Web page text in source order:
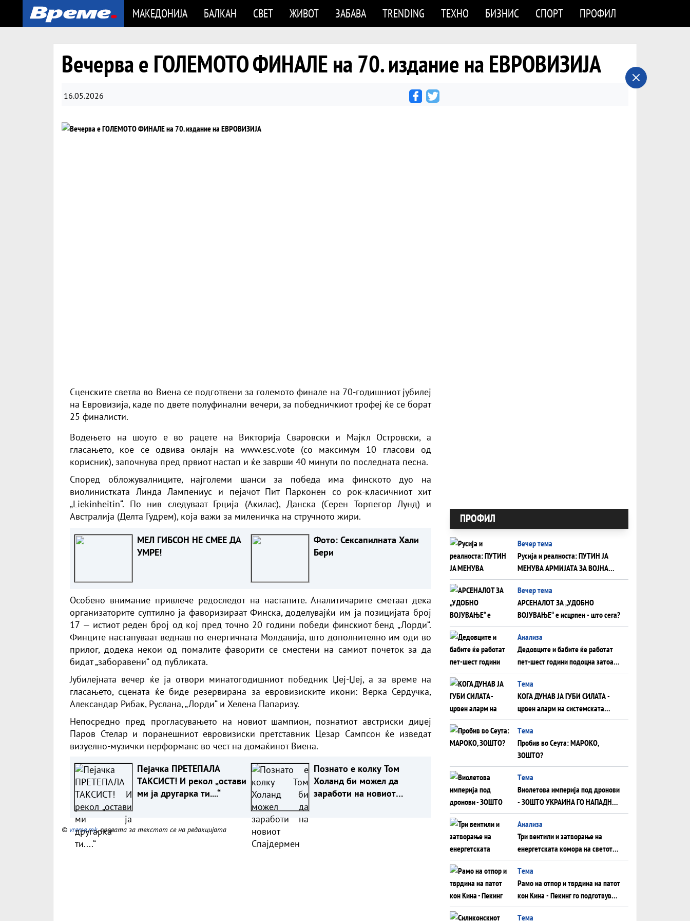
МАКЕДОНИЈА БАЛКАН СВЕТ ЖИВОТ ЗАБАВА TRENDING ТЕХНО БИЗНИС СПОРТ ПРОФИЛ
Вечерва е ГОЛЕМОТО ФИНАЛЕ на 70. издание на ЕВРОВИЗИЈА
16.05.2026
Сценските светла во Виена се подготвени за големото финале на 70-годишниот јубилеј
на Евровизија, каде по двете полуфинални вечери, за победничкиот трофеј ќе се борат
25 финалисти.
Водењето на шоуто е во рацете на Викторија Сваровски и Мајкл Островски, а
гласањето, кое се одвива онлајн на www.esc.vote (со максимум 10 гласови од
корисник), започнува пред првиот настап и ќе заврши 40 минути по последната песна.
Според обложувалниците, најголеми шанси за победа има финското дуо на
виолинистката Линда Лампениус и пејачот Пит Парконен со рок-класичниот хит
„Liekinheitin“. По нив следуваат Грција (Акилас), Данска (Серен Торпегор Лунд) и
Австралија (Делта Гудрем), која важи за миленичка на стручното жири.
МЕЛ ГИБСОН НЕ СМЕЕ ДА
УМРЕ!
Фото: Сексапилната Хали
Бери
Особено внимание привлече редоследот на настапите. Аналитичарите сметаат дека
организаторите суптилно ја фаворизираат Финска, доделувајќи им ја позицијата број
17 — истиот реден број од кој пред точно 20 години победи финскиот бенд „Лорди“.
Финците настапуваат веднаш по енергичната Молдавија, што дополнително им оди во
прилог, додека некои од помалите фаворити се сместени на самиот почеток за да
бидат „заборавени“ од публиката.
Јубилејната вечер ќе ја отвори минатогодишниот победник Џеј-Џеј, а за време на
гласањето, сцената ќе биде резервирана за евровизиските икони: Верка Сердучка,
Александар Рибак, Руслана, „Лорди“ и Хелена Папаризу.
Непосредно пред прогласувањето на новиот шампион, познатиот австриски диџеј
Паров Стелар и поранешниот евровизиски претставник Цезар Сампсон ќе изведат
визуелно-музички перформанс во чест на домаќинот Виена.
Пејачка ПРЕТЕПАЛА
ТАКСИСТ! И рекол „остави
ми ја другарка ти....“
Познато е колку Том
Холанд би можел да
заработи на новиот
© vreme.mk, правата за текстот се на редакцијата
ПРОФИЛ
Вечер тема
Русија и реалноста: ПУТИН ЈА
МЕНУВА АРМИЈАТА ЗА ВОЈНА
ШТО ОСТАНУВА БЕЗ ФРОНТ
Вечер тема
АРСЕНАЛОТ ЗА „УДОБНО
ВОЈУВАЊЕ“ е исцрпен - што сега?
Анализа
Дедовците и бабите ќе работат
пет-шест години подоцна затоа
што НЕМААТ ВНУЦИ ДА ГИ
ЗАМЕНАТ
Tема
КОГА ДУНАВ ЈА ГУБИ СИЛАТА -
црвен аларм на системската
плоча од јужна Германија до
Црното Море...
Tема
Пробив во Сеута: МАРОКО,
ЗОШТО?
Tема
Виолетова империја под дронови
- ЗОШТО УКРАИНА ГО НАПАДНА
РУСКИОТ WILDBERRIES
Aнализа
Три вентили и затворање на
енергетската комора на светот:
Нападот во Суец најавува
глобален енергетски инфаркт?
Tема
Рамо на отпор и тврдина на патот
кон Кина - Пекинг го подготвува
Иран за американска копнена
Tема